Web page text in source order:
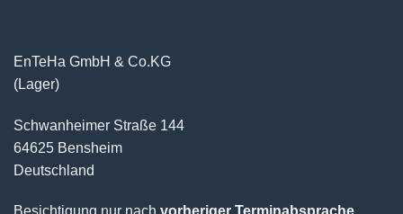
EnTeHa GmbH & Co.KG
(Lager)
Schwanheimer Straße 144
64625 Bensheim
Deutschland